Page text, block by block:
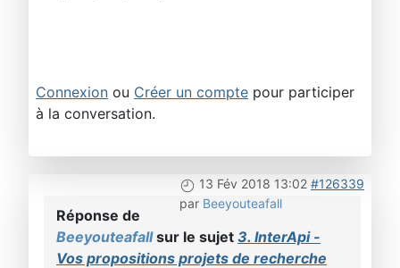
Connexion ou Créer un compte pour participer
à la conversation.
13 Fév 2018 13:02 #126339
par Beeyouteafall
Réponse de
Beeyouteafallsur le sujet 3. InterApi -
Vos propositions projets de recherche